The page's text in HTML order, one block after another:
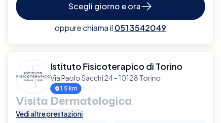
Scegli giorno e ora
oppure chiama il 051 3542049
Istituto Fisicoterapico di Torino
Via Paolo Sacchi 24 - 10128 Torino
1.5 km
Visita Dermatologica
Vedi altre prestazioni